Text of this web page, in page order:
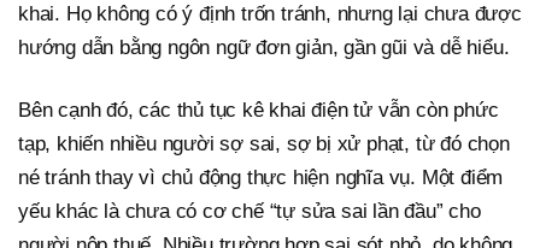
khai. Họ không có ý định trốn tránh, nhưng lại chưa được
hướng dẫn bằng ngôn ngữ đơn giản, gần gũi và dễ hiểu.
Bên cạnh đó, các thủ tục kê khai điện tử vẫn còn phức
tạp, khiến nhiều người sợ sai, sợ bị xử phạt, từ đó chọn
né tránh thay vì chủ động thực hiện nghĩa vụ. Một điểm
yếu khác là chưa có cơ chế “tự sửa sai lần đầu” cho